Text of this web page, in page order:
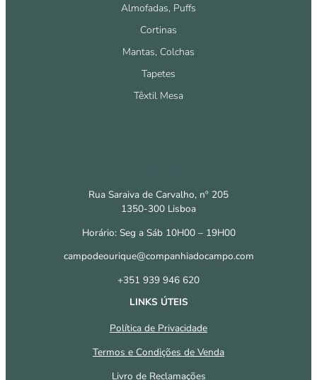
Almofadas, Puffs
Cortinas
Mantas, Colchas
Tapetes
Têxtil Mesa
LINKS ÚTEIS
Política de Privacidade
Termos e Condições de Venda
Livro de Reclamações
Rua Saraiva de Carvalho, nº 205
1350-300 Lisboa
Horário: Seg a Sáb 10H00 – 19H00
campodeourique@companhiadocampo.com
+351 939 946 620